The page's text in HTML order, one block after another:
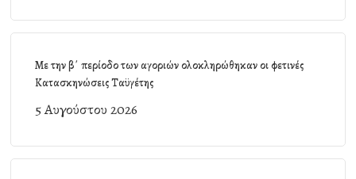
Με την β΄ περίοδο των αγοριών ολοκληρώθηκαν οι φετινές
Κατασκηνώσεις Ταϋγέτης
5 Αυγούστου 2026